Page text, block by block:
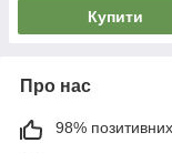
Купити
Про нас
98% позитивних